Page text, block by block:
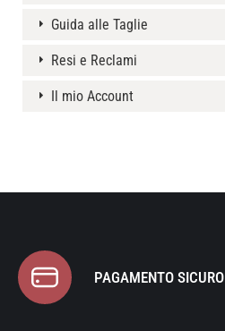
Guida alle Taglie
Resi e Reclami
Il mio Account
PAGAMENTO SICURO